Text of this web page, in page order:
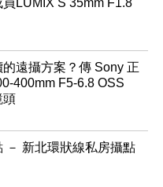
遠攝方案？傳 Sony 正
400mm F5-6.8 OSS
頭
－ 新北環狀線私房攝點